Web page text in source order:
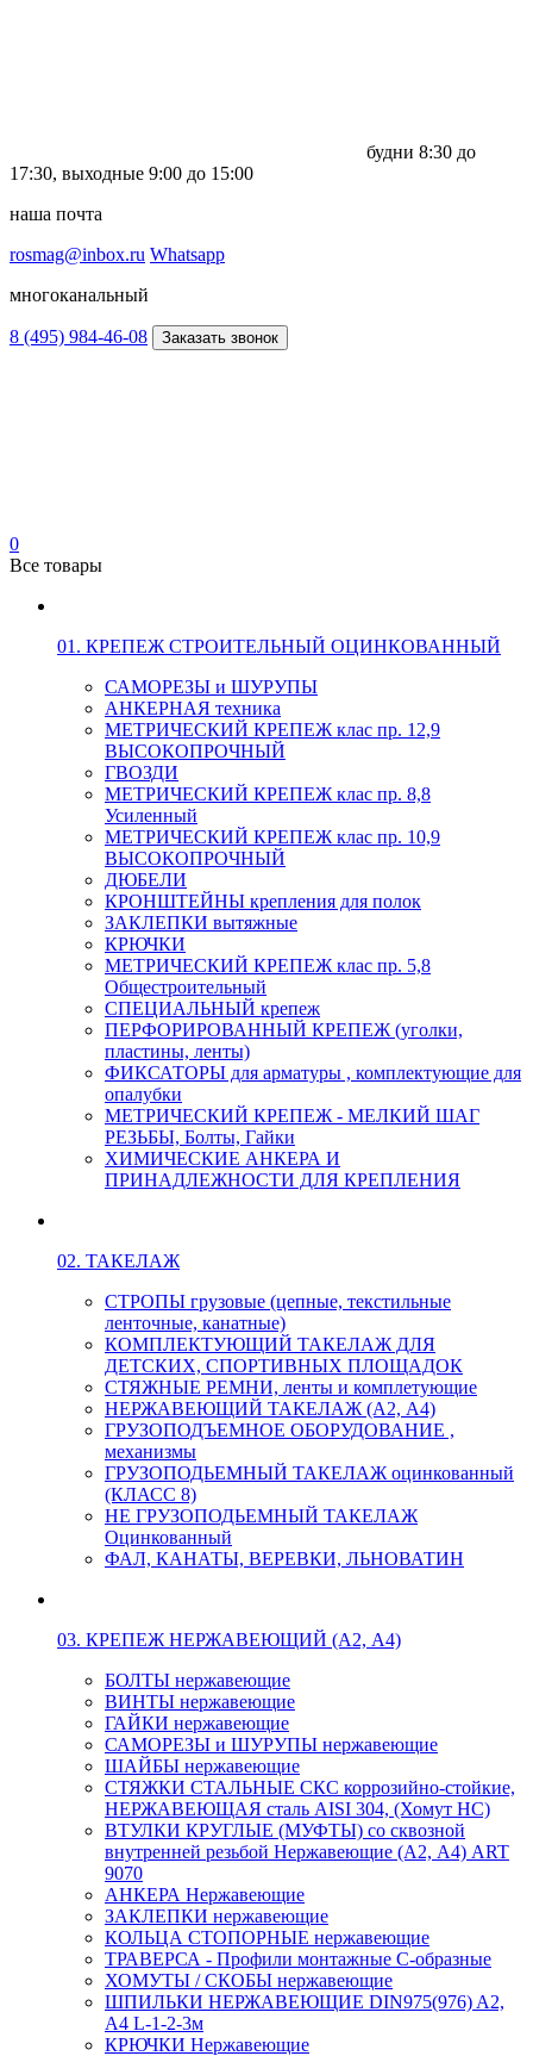
будни 8:30 до
17:30, выходные 9:00 до 15:00
наша почта
rosmag@inbox.ru Whatsapp
многоканальный
8 (495) 984-46-08 Заказать звонок
0
Все товары
01. КРЕПЕЖ СТРОИТЕЛЬНЫЙ ОЦИНКОВАННЫЙ
САМОРЕЗЫ и ШУРУПЫ
АНКЕРНАЯ техника
МЕТРИЧЕСКИЙ КРЕПЕЖ клас пр. 12,9
ВЫСОКОПРОЧНЫЙ
ГВОЗДИ
МЕТРИЧЕСКИЙ КРЕПЕЖ клас пр. 8,8
Усиленный
МЕТРИЧЕСКИЙ КРЕПЕЖ клас пр. 10,9
ВЫСОКОПРОЧНЫЙ
ДЮБЕЛИ
КРОНШТЕЙНЫ крепления для полок
ЗАКЛЕПКИ вытяжные
КРЮЧКИ
МЕТРИЧЕСКИЙ КРЕПЕЖ клас пр. 5,8
Общестроительный
СПЕЦИАЛЬНЫЙ крепеж
ПЕРФОРИРОВАННЫЙ КРЕПЕЖ (уголки,
пластины, ленты)
ФИКСАТОРЫ для арматуры , комплектующие для
опалубки
МЕТРИЧЕСКИЙ КРЕПЕЖ - МЕЛКИЙ ШАГ
РЕЗЬБЫ, Болты, Гайки
ХИМИЧЕСКИЕ АНКЕРА И
ПРИНАДЛЕЖНОСТИ ДЛЯ КРЕПЛЕНИЯ
02. ТАКЕЛАЖ
СТРОПЫ грузовые (цепные, текстильные
ленточные, канатные)
КОМПЛЕКТУЮЩИЙ ТАКЕЛАЖ ДЛЯ
ДЕТСКИХ, СПОРТИВНЫХ ПЛОЩАДОК
СТЯЖНЫЕ РЕМНИ, ленты и комплетующие
НЕРЖАВЕЮЩИЙ ТАКЕЛАЖ (А2, А4)
ГРУЗОПОДЪЕМНОЕ ОБОРУДОВАНИЕ ,
механизмы
ГРУЗОПОДЬЕМНЫЙ ТАКЕЛАЖ оцинкованный
(КЛАСС 8)
НЕ ГРУЗОПОДЬЕМНЫЙ ТАКЕЛАЖ
Оцинкованный
ФАЛ, КАНАТЫ, ВЕРЕВКИ, ЛЬНОВАТИН
03. КРЕПЕЖ НЕРЖАВЕЮЩИЙ (А2, А4)
БОЛТЫ нержавеющие
ВИНТЫ нержавеющие
ГАЙКИ нержавеющие
САМОРЕЗЫ и ШУРУПЫ нержавеющие
ШАЙБЫ нержавеющие
СТЯЖКИ СТАЛЬНЫЕ СКС коррозийно-стойкие,
НЕРЖАВЕЮЩАЯ сталь AISI 304, (Хомут НС)
ВТУЛКИ КРУГЛЫЕ (МУФТЫ) со сквозной
внутренней резьбой Нержавеющие (А2, А4) ART
9070
АНКЕРА Нержавеющие
ЗАКЛЕПКИ нержавеющие
КОЛЬЦА СТОПОРНЫЕ нержавеющие
ТРАВЕРСА - Профили монтажные С-образные
ХОМУТЫ / СКОБЫ нержавеющие
ШПИЛЬКИ НЕРЖАВЕЮЩИЕ DIN975(976) A2,
А4 L-1-2-3м
КРЮЧКИ Нержавеющие